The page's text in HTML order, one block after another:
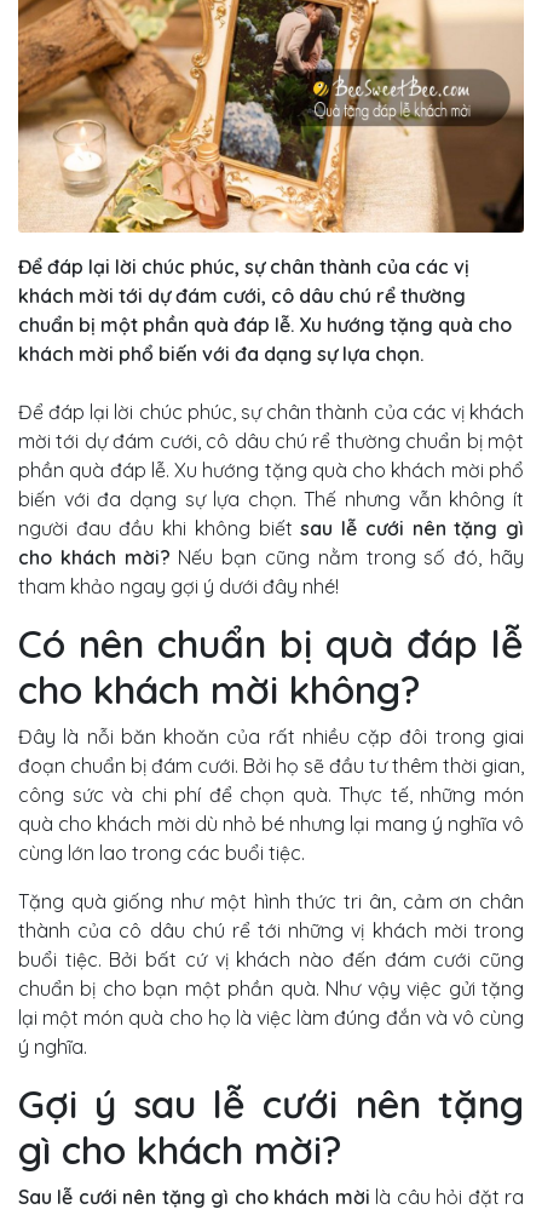
Để đáp lại lời chúc phúc, sự chân thành của các vị
khách mời tới dự đám cưới, cô dâu chú rể thường
chuẩn bị một phần quà đáp lễ. Xu hướng tặng quà cho
khách mời phổ biến với đa dạng sự lựa chọn.
Để đáp lại lời chúc phúc, sự chân thành của các vị khách
mời tới dự đám cưới, cô dâu chú rể thường chuẩn bị một
phần quà đáp lễ. Xu hướng tặng quà cho khách mời phổ
biến với đa dạng sự lựa chọn. Thế nhưng vẫn không ít
người đau đầu khi không biết sau lễ cưới nên tặng gì
cho khách mời? Nếu bạn cũng nằm trong số đó, hãy
tham khảo ngay gợi ý dưới đây nhé!
Có nên chuẩn bị quà đáp lễ
cho khách mời không?
Đây là nỗi băn khoăn của rất nhiều cặp đôi trong giai
đoạn chuẩn bị đám cưới. Bởi họ sẽ đầu tư thêm thời gian,
công sức và chi phí để chọn quà. Thực tế, những món
quà cho khách mời dù nhỏ bé nhưng lại mang ý nghĩa vô
cùng lớn lao trong các buổi tiệc.
Tặng quà giống như một hình thức tri ân, cảm ơn chân
thành của cô dâu chú rể tới những vị khách mời trong
buổi tiệc. Bởi bất cứ vị khách nào đến đám cưới cũng
chuẩn bị cho bạn một phần quà. Như vậy việc gửi tặng
lại một món quà cho họ là việc làm đúng đắn và vô cùng
ý nghĩa.
Gợi ý sau lễ cưới nên tặng
gì cho khách mời?
Sau lễ cưới nên tặng gì cho khách mời là câu hỏi đặt ra